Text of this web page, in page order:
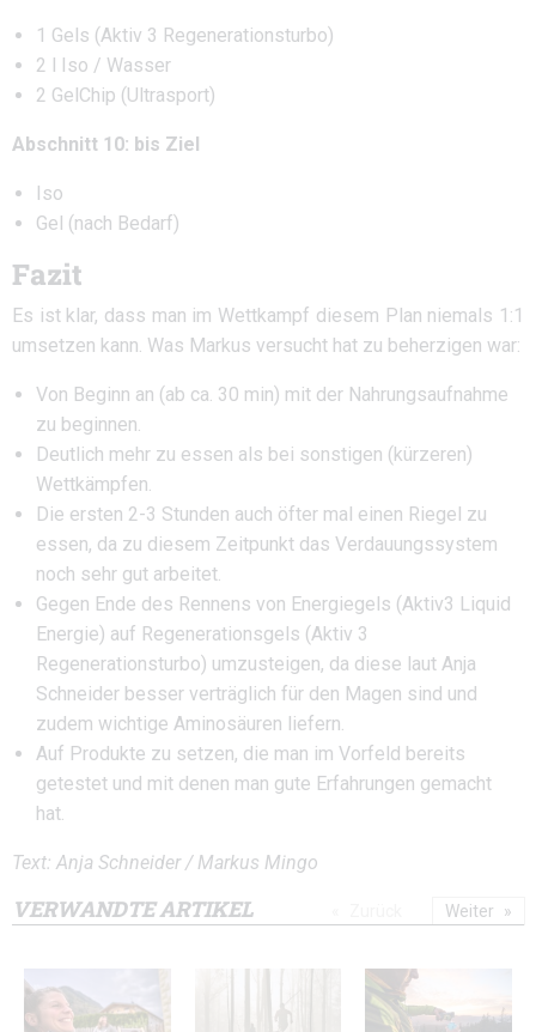
1 Gels (Aktiv 3 Regenerationsturbo)
2 l Iso / Wasser
2 GelChip (Ultrasport)
Abschnitt 10: bis Ziel
Iso
Gel (nach Bedarf)
Fazit
Es ist klar, dass man im Wettkampf diesem Plan niemals 1:1
umsetzen kann. Was Markus versucht hat zu beherzigen war:
Von Beginn an (ab ca. 30 min) mit der Nahrungsaufnahme
zu beginnen.
Deutlich mehr zu essen als bei sonstigen (kürzeren)
Wettkämpfen.
Die ersten 2-3 Stunden auch öfter mal einen Riegel zu
essen, da zu diesem Zeitpunkt das Verdauungssystem
noch sehr gut arbeitet.
Gegen Ende des Rennens von Energiegels (Aktiv3 Liquid
Energie) auf Regenerationsgels (Aktiv 3
Regenerationsturbo) umzusteigen, da diese laut Anja
Schneider besser verträglich für den Magen sind und
zudem wichtige Aminosäuren liefern.
Auf Produkte zu setzen, die man im Vorfeld bereits
getestet und mit denen man gute Erfahrungen gemacht
hat.
Text: Anja Schneider / Markus Mingo
VERWANDTE ARTIKEL Weiter